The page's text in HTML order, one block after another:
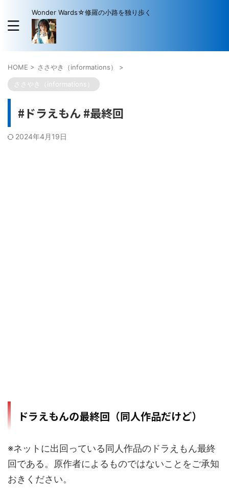
Wonder Wards☆修羅の小路を独り歩く
HOME > ささやき（informations） >
ささやき（informations）
#ドラえもん #最終回
2024年4月19日
ドラえもんの最終回（同人作品だけど）
※ネットに出回っている同人作品のドラえもん最終
回である。原作者によるものではないことをご承知
おきください。